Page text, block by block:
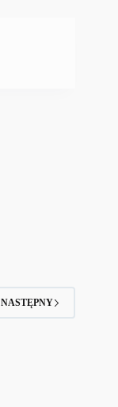
NASTĘPNY